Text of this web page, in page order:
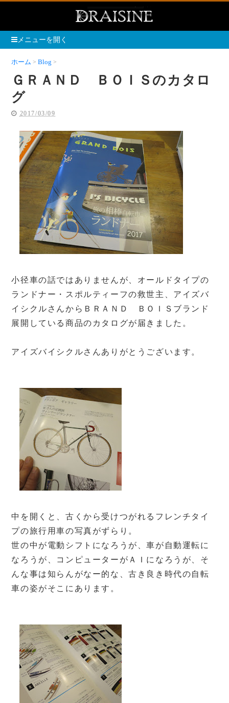
メニューを開く
ホーム Blog
ＧＲＡＮＤ ＢＯＩＳのカタロ
グ
2017/03/09
小径車の話ではありませんが、オールドタイプの
ランドナー・スポルティーフの救世主、アイズバ
イシクルさんからＢＲＡＮＤ ＢＯＩＳブランド
展開している商品のカタログが届きました。
アイズバイシクルさんありがとうございます。
中を開くと、古くから受けつがれるフレンチタイ
プの旅行用車の写真がずらり。
世の中が電動シフトになろうが、車が自動運転に
なろうが、コンピューターがＡＩになろうが、そ
んな事は知らんがなー的な、古き良き時代の自転
車の姿がそこにあります。